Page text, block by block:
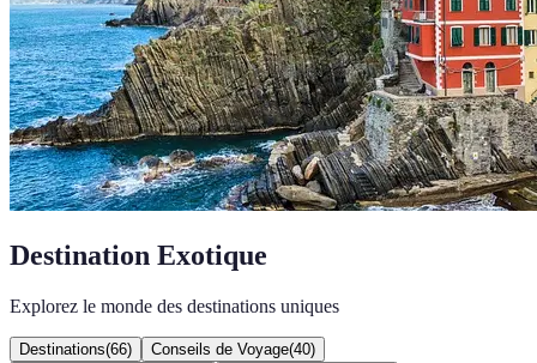
Destination Exotique
Explorez le monde des destinations uniques
Destinations(66) Conseils de Voyage(40)